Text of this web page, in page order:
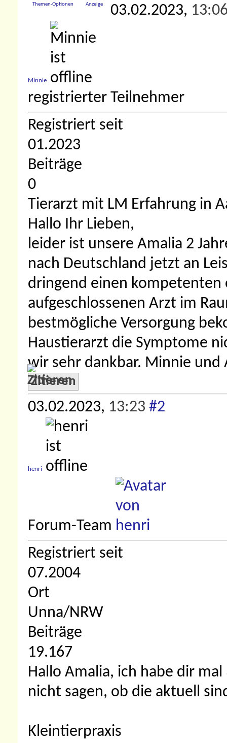
Themen-Optionen Anzeige 03.02.2023,
Minnie
registrierter Teilnehmer
Registriert seit
01.2023
Beiträge
0
Tierarzt mit LM Erfahrung in
Hallo Ihr Lieben,
leider ist unsere Amalia 2
nach Deutschland jetzt an
dringend einen
aufgeschlossenen Arzt im
bestmögliche Versorgung
Haustierarzt die Symptome
wir sehr dankbar. Minnie und
Zitieren
03.02.2023, 13:23 #2
henri
Forum-Team
Registriert seit
07.2004
Ort
Unna/NRW
Beiträge
19.167
Hallo Amalia, ich habe dir
nicht sagen, ob die aktuell
Kleintierpraxis